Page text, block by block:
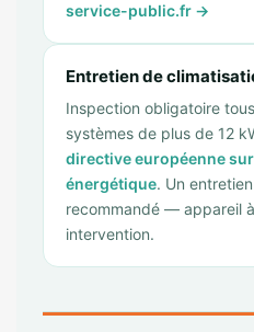
service-public.fr →
Entretien de
Inspection obligatoire
systèmes de plus de 12
directive européenne
énergétique. Un
recommandé — appareil
intervention.